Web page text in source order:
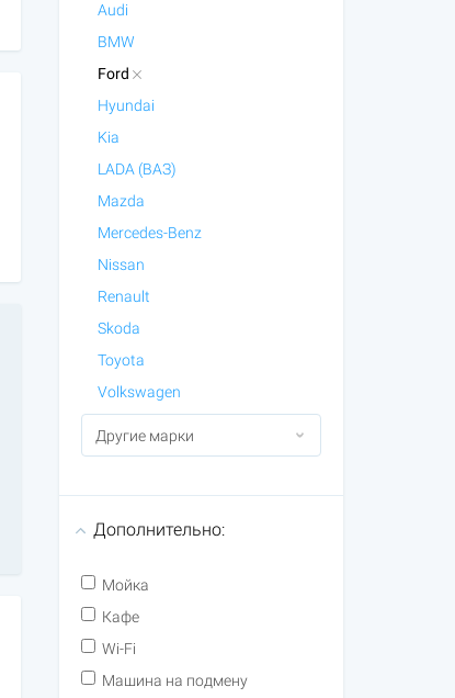
Audi
BMW
Ford
Hyundai
Kia
LADA (ВАЗ)
Mazda
Mercedes-Benz
Nissan
Renault
Skoda
Toyota
Volkswagen
Дополнительно:
Мойка
Кафе
Wi-Fi
Машина на подмену